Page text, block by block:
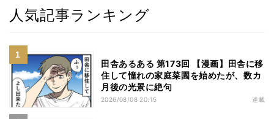
人気記事ランキング
田舎あるある 第173回 【漫画】田舎に移
住して憧れの家庭菜園を始めたが、数カ
月後の光景に絶句
2026/08/08 20:15 連載